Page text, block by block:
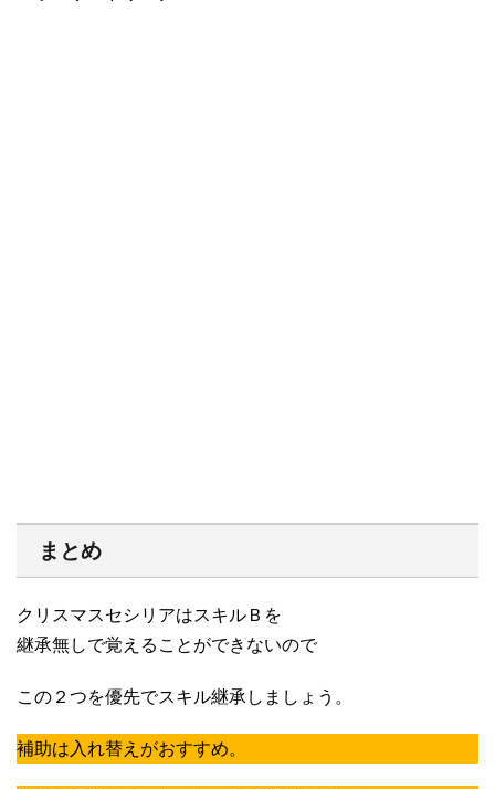
まとめ
クリスマスセシリアはスキルＢを
継承無しで覚えることができないので
この２つを優先でスキル継承しましょう。
補助は入れ替えがおすすめ。